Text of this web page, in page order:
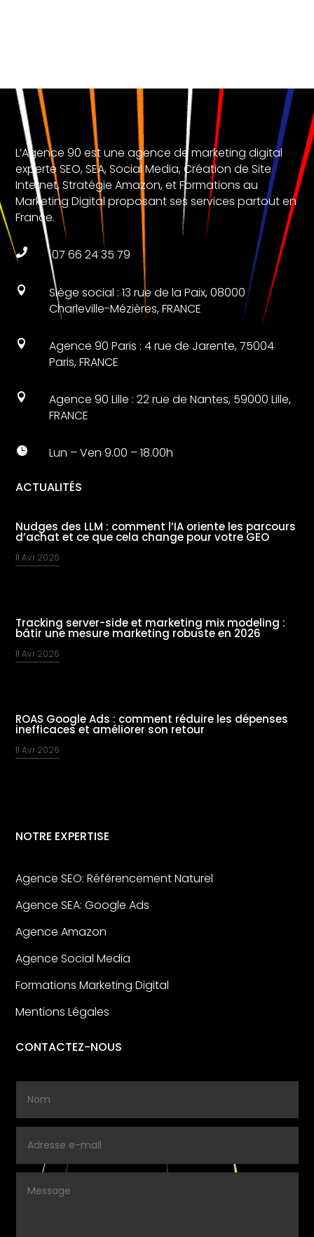
L’Agence 90 est une agence de marketing digital
experte SEO, SEA, Social Media, Création de Site
Internet, Stratégie Amazon, et Formations au
Marketing Digital proposant ses services partout en
France.
 07 66 24 35 79

Siège social : 13 rue de la Paix, 08000
Charleville-Mézières, FRANCE

Agence 90 Paris : 4 rue de Jarente, 75004
Paris, FRANCE

Agence 90 Lille : 22 rue de Nantes, 59000 Lille,
FRANCE
 Lun – Ven 9.00 – 18.00h
ACTUALITÉS
Nudges des LLM : comment l’IA oriente les parcours
d’achat et ce que cela change pour votre GEO
11 Avr 2026
Tracking server-side et marketing mix modeling :
bâtir une mesure marketing robuste en 2026
11 Avr 2026
ROAS Google Ads : comment réduire les dépenses
inefficaces et améliorer son retour
11 Avr 2026
NOTRE EXPERTISE
Agence SEO: Référencement Naturel
Agence SEA: Google Ads
Agence Amazon
Agence Social Media
Formations Marketing Digital
Mentions Légales
CONTACTEZ-NOUS